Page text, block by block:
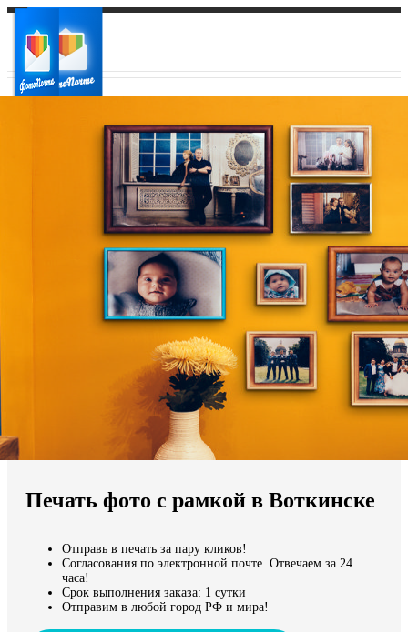
Ваш регион доставки
Выберите из списка:
Мы доставляем по всему миру
Продолжить без города
Печать фото с рамкой в Воткинске
Отправь в печать за пару кликов!
Согласования по электронной почте. Отвечаем за 24
часа!
Срок выполнения заказа: 1 сутки
Отправим в любой город РФ и мира!